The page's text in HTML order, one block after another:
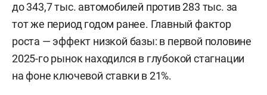
до 343,7 тыс. автомобилей против 283 тыс. за
тот же период годом ранее. Главный фактор
роста — эффект низкой базы: в первой половине
2025-го рынок находился в глубокой стагнации
на фоне ключевой ставки в 21%.